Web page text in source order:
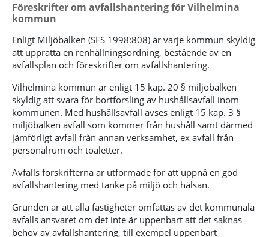
Föreskrifter om avfallshantering för Vilhelmina
kommun
Enligt Miljöbalken (SFS 1998:808) är varje kommun skyldig
att upprätta en renhållningsordning, bestående av en
avfallsplan och föreskrifter om avfallshantering.
Vilhelmina kommun är enligt 15 kap. 20 § miljöbalken
skyldig att svara för bortforsling av hushållsavfall inom
kommunen. Med hushållsavfall avses enligt 15 kap. 3 §
miljöbalken avfall som kommer från hushåll samt därmed
jämförligt avfall från annan verksamhet, ex avfall från
personalrum och toaletter.
Avfalls förskrifterna är utformade för att uppnå en god
avfallshantering med tanke på miljö och hälsan.
Grunden är att alla fastigheter omfattas av det kommunala
avfalls ansvaret om det inte är uppenbart att det saknas
behov av avfallshantering, till exempel uppenbart